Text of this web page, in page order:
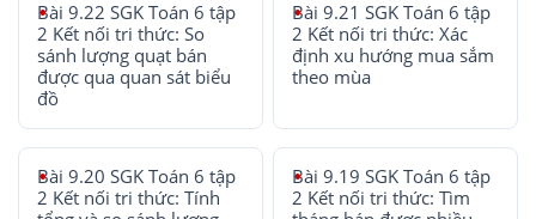
Bài 9.22 SGK Toán 6 tập
2 Kết nối tri thức: So
sánh lượng quạt bán
được qua quan sát biểu
đồ
Bài 9.21 SGK Toán 6 tập
2 Kết nối tri thức: Xác
định xu hướng mua sắm
theo mùa
Bài 9.20 SGK Toán 6 tập
2 Kết nối tri thức: Tính
Bài 9.19 SGK Toán 6 tập
2 Kết nối tri thức: Tìm